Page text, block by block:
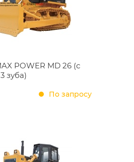
POWER MD 26 (с
зуба)
По запросу